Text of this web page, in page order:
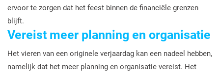
ervoor te zorgen dat het feest binnen de financiële grenzen
blijft.
Vereist meer planning en organisatie
Het vieren van een originele verjaardag kan een nadeel hebben,
namelijk dat het meer planning en organisatie vereist. Het